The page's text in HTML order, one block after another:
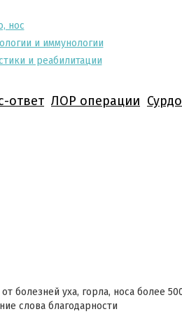
нос
и иммунологии
и реабилитации
ответ ЛОР операции
болезней уха, горла, носа более
слова благодарности